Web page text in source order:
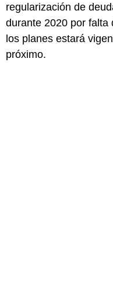
regularización de
durante 2020 por falta
los planes estará
próximo.